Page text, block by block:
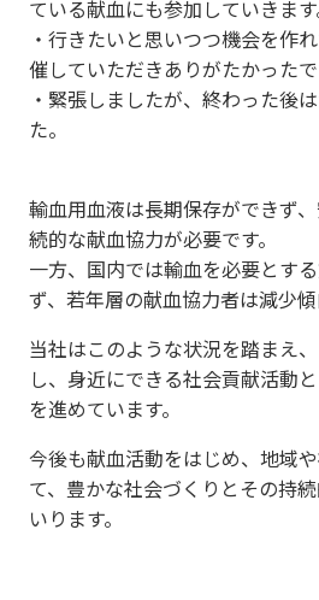
ている献血にも参加していきます
・行きたいと思いつつ機会を作
催していただきありがたかったで
・緊張しましたが、終わった後
た。
輸血用血液は長期保存ができず
続的な献血協力が必要です。
一方、国内では輸血を必要とす
ず、若年層の献血協力者は減少傾
当社はこのような状況を踏まえ
し、身近にできる社会貢献活動
を進めています。
今後も献血活動をはじめ、地域
て、豊かな社会づくりとその持
いります。